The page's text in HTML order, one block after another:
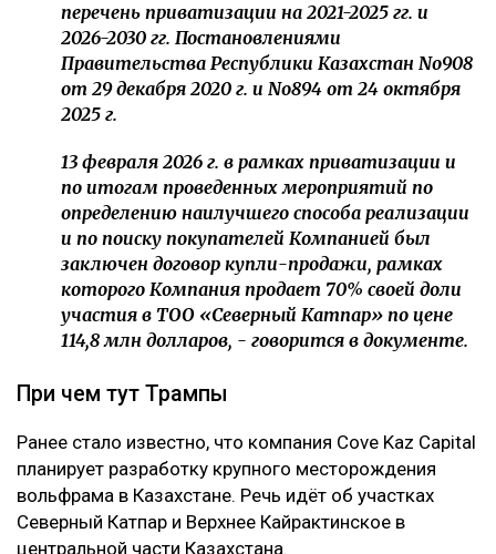
перечень приватизации на 2021-2025 гг. и
2026-2030 гг. Постановлениями
Правительства Республики Казахстан No908
от 29 декабря 2020 г. и No894 от 24 октября
2025 г.
13 февраля 2026 г. в рамках приватизации и
по итогам проведенных мероприятий по
определению наилучшего способа реализации
и по поиску покупателей Компанией был
заключен договор купли-продажи, рамках
которого Компания продает 70% своей доли
участия в ТОО «Северный Катпар» по цене
114,8 млн долларов, - говорится в документе.
При чем тут Трампы
Ранее стало известно, что компания Cove Kaz Capital
планирует разработку крупного месторождения
вольфрама в Казахстане. Речь идёт об участках
Северный Катпар и Верхнее Кайрактинское в
центральной части Казахстана.